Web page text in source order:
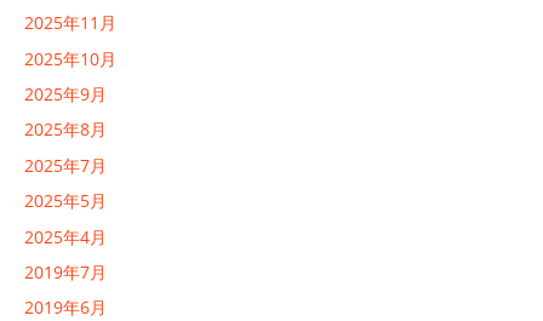
2025年11月
2025年10月
2025年9月
2025年8月
2025年7月
2025年5月
2025年4月
2019年7月
2019年6月